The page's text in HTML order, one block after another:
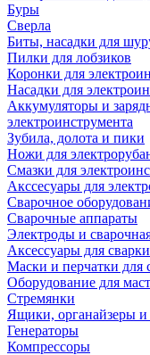
Буры
Сверла
Биты, насадки для
Пилки для лобзиков
Коронки для
Насадки для
Аккумуляторы и
электроинструмента
Зубила, долота и пики
Ножи для
Смазки для
Акссесуары для
Сварочное
Сварочные аппараты
Электроды и
Аксессуары для сварки
Маски и перчатки для
Оборудование для
Стремянки
Ящики, органайзеры и
Генераторы
Компрессоры